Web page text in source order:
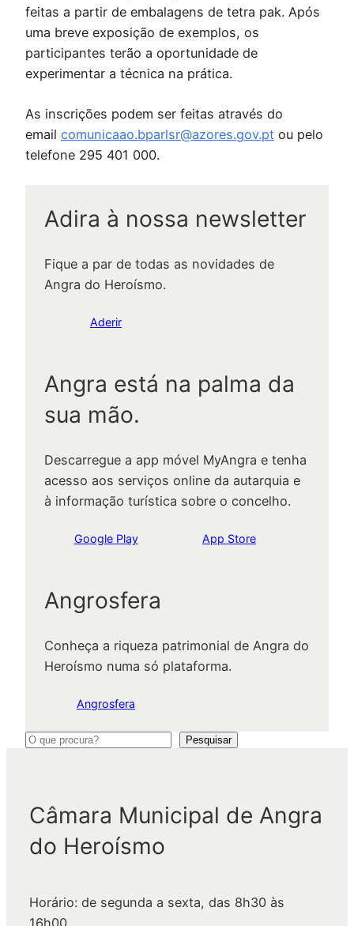
feitas a partir de embalagens de tetra pak. Após
uma breve exposição de exemplos, os
participantes terão a oportunidade de
experimentar a técnica na prática.
As inscrições podem ser feitas através do
email comunicaao.bparlsr@azores.gov.pt ou pelo
telefone 295 401 000.
Adira à nossa newsletter
Fique a par de todas as novidades de
Angra do Heroísmo.
Aderir
Angra está na palma da
sua mão.
Descarregue a app móvel MyAngra e tenha
acesso aos serviços online da autarquia e
à informação turística sobre o concelho.
Google Play App Store
Angrosfera
Conheça a riqueza patrimonial de Angra do
Heroísmo numa só plataforma.
Angrosfera
P
u
Pesquisar
Câmara Municipal de Angra
do Heroísmo
Horário: de segunda a sexta, das 8h30 às
16h00